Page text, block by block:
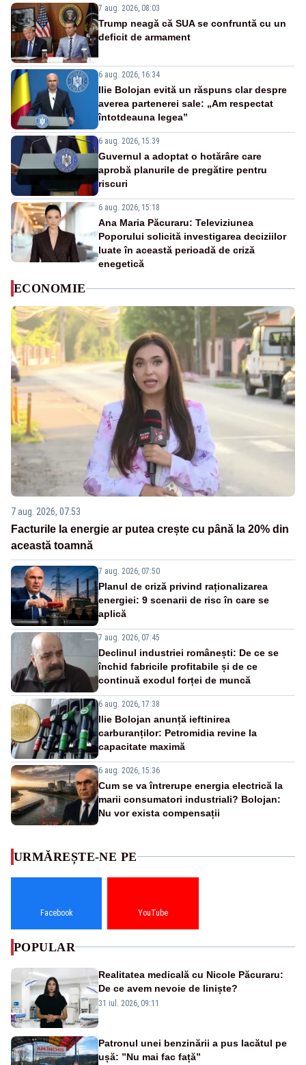
7 aug. 2026, 08:03
Trump neagă că SUA se confruntă cu un
deficit de armament
6 aug. 2026, 16:34
Ilie Bolojan evită un răspuns clar despre
averea partenerei sale: „Am respectat
întotdeauna legea”
6 aug. 2026, 15:39
Guvernul a adoptat o hotărâre care
aprobă planurile de pregătire pentru
riscuri
6 aug. 2026, 15:18
Ana Maria Păcuraru: Televiziunea
Poporului solicită investigarea deciziilor
luate în această perioadă de criză
enegetică
ECONOMIE
7 aug. 2026, 07:53
Facturile la energie ar putea crește cu până la 20% din
această toamnă
7 aug. 2026, 07:50
Planul de criză privind raționalizarea
energiei: 9 scenarii de risc în care se
aplică
7 aug. 2026, 07:45
Declinul industriei românești: De ce se
închid fabricile profitabile și de ce
continuă exodul forței de muncă
6 aug. 2026, 17:38
Ilie Bolojan anunță ieftinirea
carburanților: Petromidia revine la
capacitate maximă
6 aug. 2026, 15:36
Cum se va întrerupe energia electrică la
marii consumatori industriali? Bolojan:
Nu vor exista compensații
URMĂREȘTE-NE PE
Facebook YouTube
POPULAR
Realitatea medicală cu Nicole Păcuraru:
De ce avem nevoie de liniște?
31 iul. 2026, 09:11
Patronul unei benzinării a pus lacătul pe
ușă: ”Nu mai fac față”